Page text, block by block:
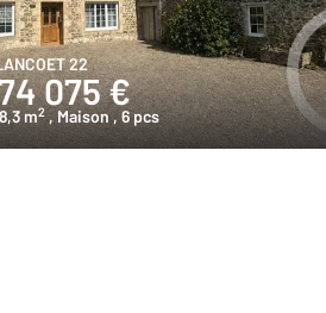
22
075 €
m2 , Maison , 6 pcs